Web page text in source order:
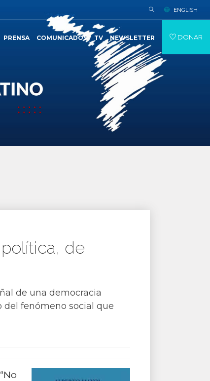
ENGLISH
PRENSA COMUNICADOS TV NEWSLETTER DONAR
de
de una democracia
del fenómeno social que